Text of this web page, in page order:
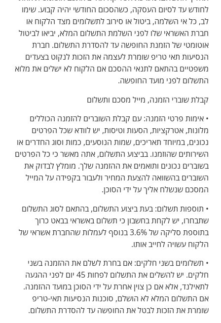
לחודש עד לסיום העסקה, כשהסכום החודשי יהיה קבוע. שימו
לב, כל אי השלמה, ביטול או סירוב לתשלומים מצד הלקוח או
חברת האשראי שלו לפני השלמת התשלום המלא, יביאו לביטול
אוטומטי של הזמנת החופשה עד להסדרת התשלום. חברת
הנסיעות תאי טריפ שומרת לעצמה את הזכות לנקוט בצעדים
משפטיים בהתאם לתנאי ההסכם אם הלקוח לא ישלים את מלוא
התשלום לפני מועד החופשה.
קבלת שוברי הזמנה, מייל מסכם ותשלום
• אימות פרטי הזמנה: עם קבלת השוברים להזמנה הכוללים
מלונות, אטרקציות, הסעות וטיסות, יש לוודא שכל הפרטים
נכונים, במיוחד תאריכים, שמות הנוסעים, כמות וסוג החדרים או
השירותים שהוזמנו. בביצוע התשלום, אתה מאשר כי כל הפרטים
בשוברים נכונים ותואמים את ההזמנה שלך. מומלץ לבדוק את
השוברים בהשוואה להצעת המחיר ולעבור בקפידה על המייל
המסכם שנשלח אליך על ידי הסוכן.
• תוספות תשלום: בעת ביצוע התשלום, בהתאם לסוג התשלום
שתבחרו, יש לקחת בחשבון כי תשלום באשראי בבאט כרוך
בתוספת סליקה של 3.6% בנוסף לעמלות שהחברת אשראי של
הלקוח עשויה לחייב אותו.
• תשלומים בשני חלקים: אם בחרת לשלם את ההזמנה בשני
חלקים. יש להשלים את התשלום לפחות 45 יום לפני ההגעה
לתאילנד, אלא אם כן צוין אחרת על ידי הסוכן במועד ההזמנה.
אם התשלום המלא לא הושלם, סוכנות הנסיעות תאי-טריפ
שומרת את הזכות לבטל את החופשה עד להסדרת התשלום.